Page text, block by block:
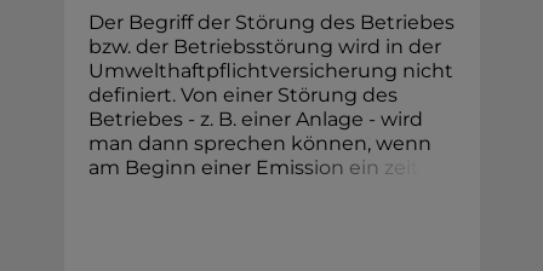
Der Begriff der Störung des Betriebes
bzw. der Betriebsstörung wird in der
Umwelthaftpflichtversicherung nicht
definiert. Von einer Störung des
Betriebes - z. B. einer Anlage - wird
man dann sprechen können, wenn
am Beginn einer Emission ein ze